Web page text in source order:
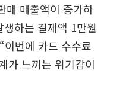
매 매출액이 증가하
하는 결제액 1만원
이번에 카드 수수료
가 느끼는 위기감이